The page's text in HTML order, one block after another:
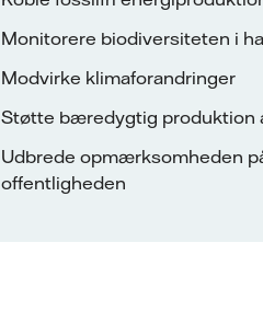
Monitorere biodiversiteten i
Modvirke klimaforandringer
Støtte bæredygtig produktion
Udbrede opmærksomheden
offentligheden